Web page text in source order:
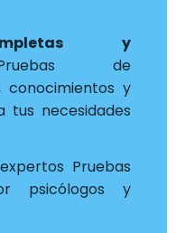
y
de
conocimientos y
tus necesidades
Pruebas
psicólogos y